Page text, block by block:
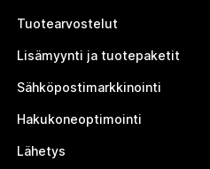
Tuotearvostelut
Lisämyynti ja tuotepaketit
Sähköpostimarkkinointi
Hakukoneoptimointi
Lähetys